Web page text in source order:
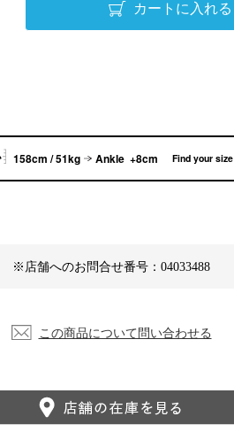
※店舗へのお問合せ番号：04033488
158cm / 51kg Ankle +8cm Find your size
カートに入れる
この商品について問い合わせる